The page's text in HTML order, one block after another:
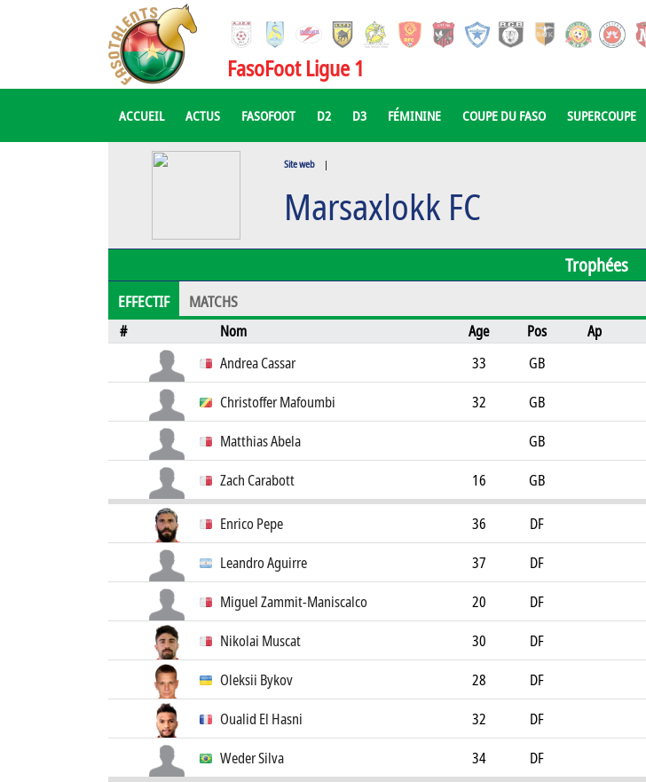
FasoFoot Ligue 1
ACCUEIL ACTUS FASOFOOT D2 D3 FÉMININE COUPE DU FASO SUPERCOUPE
Site web |
Marsaxlokk FC
Trophées
EFFECTIF MATCHS
# Nom Age Pos Ap
Andrea Cassar
33
GB
Christoffer Mafoumbi
32
GB
Matthias Abela
GB
Zach Carabott
16 GB
Enrico Pepe 36
DF
Leandro Aguirre
37
DF
Miguel Zammit-Maniscalco
20
DF
Nikolai Muscat
30
DF
Oleksii Bykov
28
DF
Oualid El Hasni
32
DF
Weder Silva
34 DF